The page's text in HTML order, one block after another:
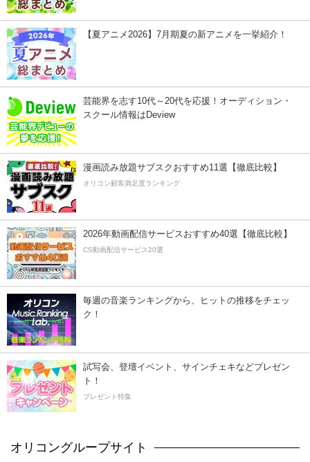
【夏アニメ2026】7月期夏の新アニメを一挙紹介！
芸能界を志す10代～20代を応援！オーディション・
スクール情報はDeview
漫画読み放題サブスクおすすめ11選【徹底比較】
オリコン顧客満足度ランキング
2026年動画配信サービスおすすめ40選【徹底比較】
CS動画配信サービス20選
毎週の音楽ランキングから、ヒットの推移をチェッ
ク！
試写会、登壇イベント、サインチェキなどプレゼン
ト！
プレゼント特集
オリコングループサイト